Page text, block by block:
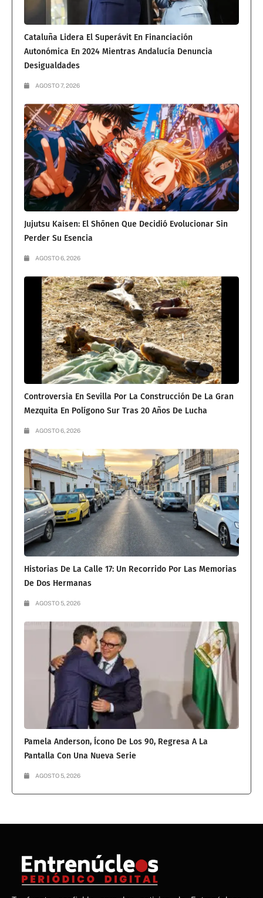
Cataluña Lidera El Superávit En Financiación
Autonómica En 2024 Mientras Andalucía Denuncia
Desigualdades
AGOSTO 7, 2026
Jujutsu Kaisen: El Shōnen Que Decidió Evolucionar Sin
Perder Su Esencia
AGOSTO 6, 2026
Controversia En Sevilla Por La Construcción De La Gran
Mezquita En Polígono Sur Tras 20 Años De Lucha
AGOSTO 6, 2026
Historias De La Calle 17: Un Recorrido Por Las Memorias
De Dos Hermanas
AGOSTO 5, 2026
Pamela Anderson, Ícono De Los 90, Regresa A La
Pantalla Con Una Nueva Serie
AGOSTO 5, 2026